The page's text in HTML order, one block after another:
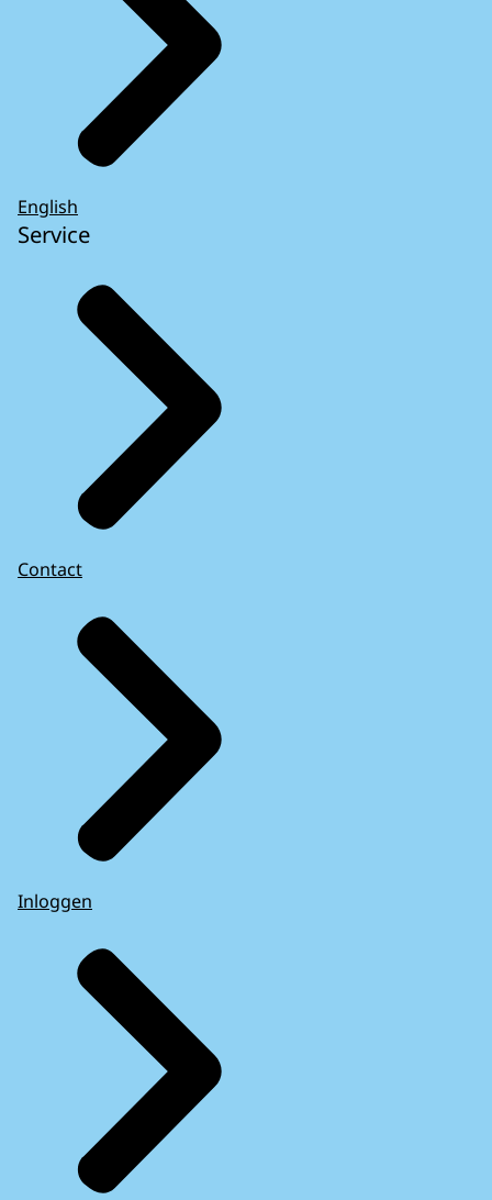
English
Service
Contact
Inloggen